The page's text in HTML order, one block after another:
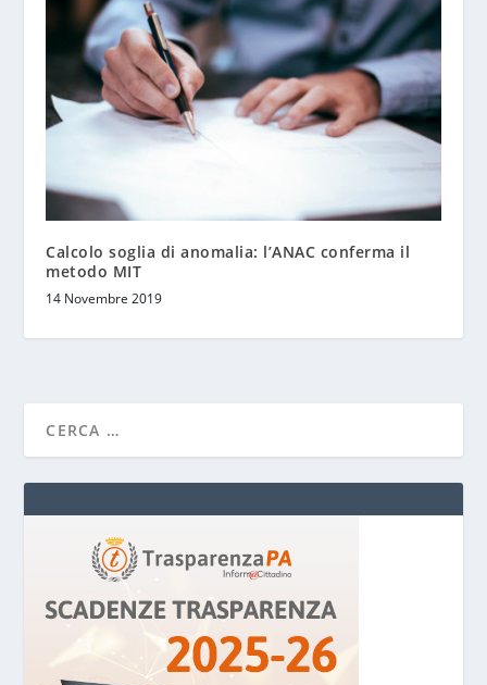
Calcolo soglia di anomalia: l’ANAC conferma il
metodo MIT
14 Novembre 2019